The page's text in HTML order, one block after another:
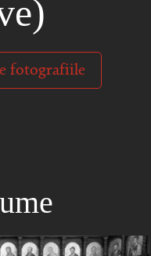
fotografiile